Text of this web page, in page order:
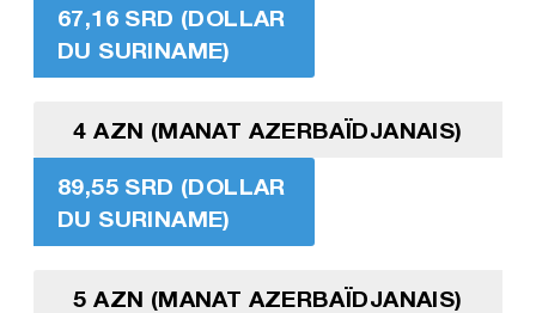
67,16 SRD (DOLLAR
DU SURINAME)
4 AZN (MANAT AZERBAÏDJANAIS)
89,55 SRD (DOLLAR
DU SURINAME)
5 AZN (MANAT AZERBAÏDJANAIS)